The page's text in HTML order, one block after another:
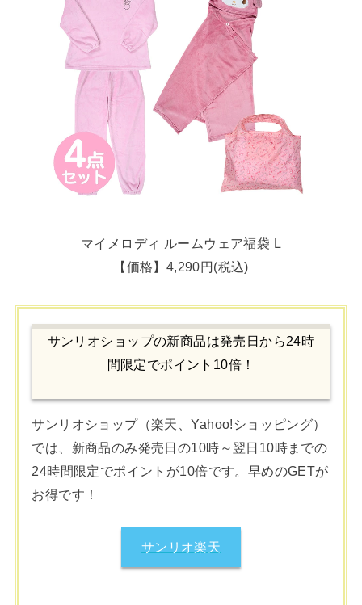
マイメロディ ルームウェア福袋 L
【価格】4,290円(税込)
サンリオショップの新商品は発売日から24時
間限定でポイント10倍！
サンリオショップ（楽天、Yahoo!ショッピング）
では、新商品のみ発売日の10時～翌日10時までの
24時間限定でポイントが10倍です。早めのGETが
お得です！
サンリオ楽天